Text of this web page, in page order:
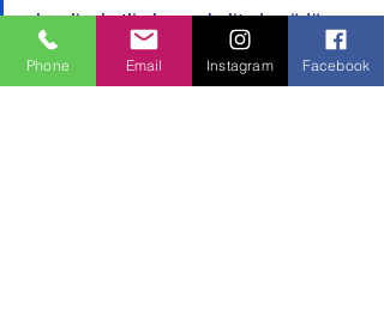
olan, liyakatli olan ve kaliteden ödün
vermeyen kazanacak. Eğitim sadece
gelecek değil, bugünün
Phone Email Instagram Facebook